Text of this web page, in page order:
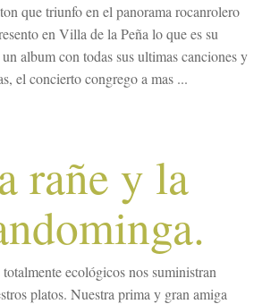
que triunfo en el panorama rocanrolero
en Villa de la Peña lo que es su
album con todas sus ultimas canciones y
el concierto congrego a mas ...
rañe y la
ecológicos nos suministran
platos. Nuestra prima y gran amiga